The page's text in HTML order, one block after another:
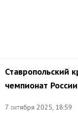
Ставропольский
чемпионат
7 октября 2025, 18:59
Петр